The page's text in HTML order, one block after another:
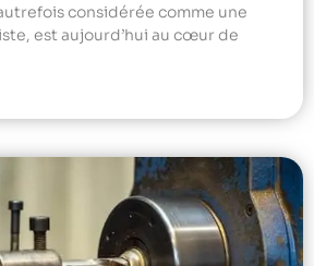
considérée comme une
est aujourd’hui au cœur de